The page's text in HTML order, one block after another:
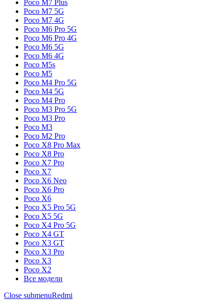
Poco M7 Plus
Poco M7 5G
Poco M7 4G
Poco M6 Pro 5G
Poco M6 Pro 4G
Poco M6 5G
Poco M6 4G
Poco M5s
Poco M5
Poco M4 Pro 5G
Poco M4 5G
Poco M4 Pro
Poco M3 Pro 5G
Poco M3 Pro
Poco M3
Poco M2 Pro
Poco X8 Pro Max
Poco X8 Pro
Poco X7 Pro
Poco X7
Poco X6 Neo
Poco X6 Pro
Poco X6
Poco X5 Pro 5G
Poco X5 5G
Poco X4 Pro 5G
Poco X4 GT
Poco X3 GT
Poco X3 Pro
Poco X3
Poco X2
Все модели
Close submenuRedmi